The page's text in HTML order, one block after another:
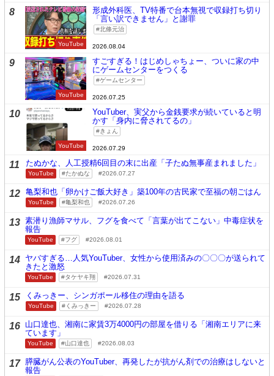
8
YouTube
形成外科医、TV特番で台本無視で収録打ち切り
「言い訳できません」と謝罪
北條元治
2026.08.04
9
YouTube
すごすぎる！はじめしゃちょー、ついに家の中
にゲームセンターをつくる
ゲームセンター
2026.07.25
10
YouTube
YouTuber、実父から金銭要求が続いていると明
かす「身内に脅されてるの」
きょん
2026.07.29
11 たぬかな、人工授精6回目の末に出産「子たぬ無事産まれました」
YouTube たかぬな 2026.07.27
12 亀梨和也「卵かけご飯大好き」築100年の古民家で至福の朝ごはん
YouTube 亀梨和也 2026.07.26
13 素潜り漁師マサル、フグを食べて「言葉が出てこない」中毒症状を
報告
YouTube フグ 2026.08.01
14 ヤバすぎる…人気YouTuber、女性から使用済みの〇〇〇が送られて
きたと激怒
YouTube タケヤキ翔 2026.07.31
15 くみっきー、シンガポール移住の理由を語る
YouTube くみっきー 2026.07.28
16 山口達也、湘南に家賃3万4000円の部屋を借りる「湘南エリアに来
ています」
YouTube 山口達也 2026.08.03
17 膵臓がん公表のYouTuber、再発したが抗がん剤での治療はしないと
報告